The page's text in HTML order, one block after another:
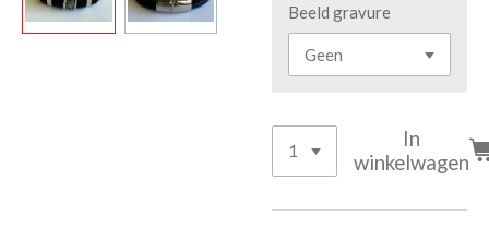
Beeld gravure
In
winkelwagen